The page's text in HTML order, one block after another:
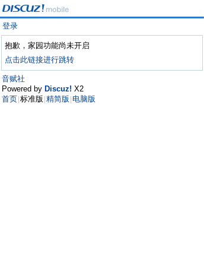
登录
抱歉，家园功能尚未开启
点击此链接进行跳转
音赋社
Powered by Discuz! X2
首页 标准版 精简版 电脑版